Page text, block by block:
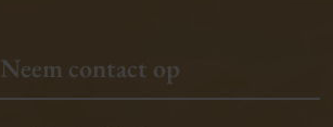
Neem contact op